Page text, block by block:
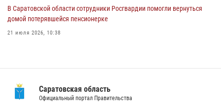
В Саратовской области сотрудники Росгвардии помогли вернуться
домой потерявшейся пенсионерке
21 июля 2026, 10:38
29 июля 2026, 13:30 8 1
Саратовская область
Официальный портал Правительства